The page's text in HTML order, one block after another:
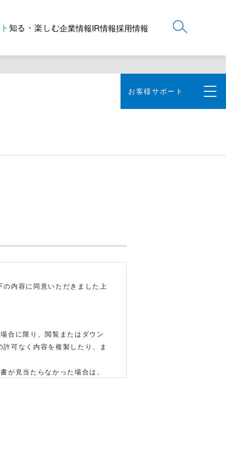
知る・楽しむ企業情報IR情報採用情報
お客様サポート
内容に同意いただきました上
合に限り、閲覧またはダウン
可なく内容を複製したり、ま
が見当たらなかった場合は、
めご了承ください。
社「